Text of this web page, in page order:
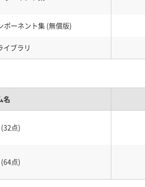
ポーネント集 (無償版)
イブラリ
名
点)
点)